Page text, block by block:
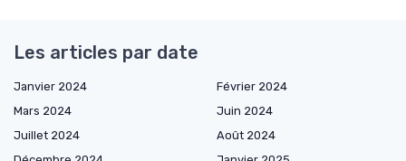
Les articles par date
Janvier 2024
Février 2024
Mars 2024
Juin 2024
Juillet 2024
Août 2024